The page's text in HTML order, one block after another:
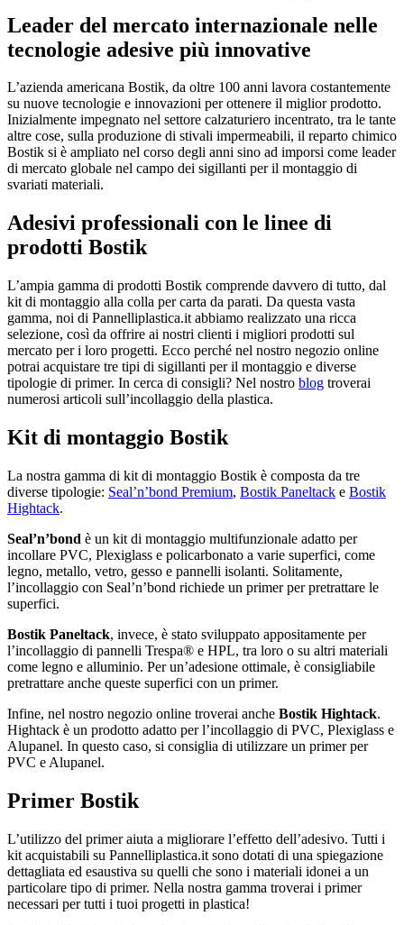
Leader del mercato internazionale nelle
tecnologie adesive più innovative
L’azienda americana Bostik, da oltre 100 anni lavora costantemente
su nuove tecnologie e innovazioni per ottenere il miglior prodotto.
Inizialmente impegnato nel settore calzaturiero incentrato, tra le tante
altre cose, sulla produzione di stivali impermeabili, il reparto chimico
Bostik si è ampliato nel corso degli anni sino ad imporsi come leader
di mercato globale nel campo dei sigillanti per il montaggio di
svariati materiali.
Adesivi professionali con le linee di
prodotti Bostik
L’ampia gamma di prodotti Bostik comprende davvero di tutto, dal
kit di montaggio alla colla per carta da parati. Da questa vasta
gamma, noi di Pannelliplastica.it abbiamo realizzato una ricca
selezione, così da offrire ai nostri clienti i migliori prodotti sul
mercato per i loro progetti. Ecco perché nel nostro negozio online
potrai acquistare tre tipi di sigillanti per il montaggio e diverse
tipologie di primer. In cerca di consigli? Nel nostro blog troverai
numerosi articoli sull’incollaggio della plastica.
Kit di montaggio Bostik
La nostra gamma di kit di montaggio Bostik è composta da tre
diverse tipologie: Seal’n’bond Premium, Bostik Paneltack e Bostik
Hightack.
Seal’n’bond è un kit di montaggio multifunzionale adatto per
incollare PVC, Plexiglass e policarbonato a varie superfici, come
legno, metallo, vetro, gesso e pannelli isolanti. Solitamente,
l’incollaggio con Seal’n’bond richiede un primer per pretrattare le
superfici.
Bostik Paneltack, invece, è stato sviluppato appositamente per
l’incollaggio di pannelli Trespa® e HPL, tra loro o su altri materiali
come legno e alluminio. Per un’adesione ottimale, è consigliabile
pretrattare anche queste superfici con un primer.
Infine, nel nostro negozio online troverai anche Bostik Hightack.
Hightack è un prodotto adatto per l’incollaggio di PVC, Plexiglass e
Alupanel. In questo caso, si consiglia di utilizzare un primer per
PVC e Alupanel.
Primer Bostik
L’utilizzo del primer aiuta a migliorare l’effetto dell’adesivo. Tutti i
kit acquistabili su Pannelliplastica.it sono dotati di una spiegazione
dettagliata ed esaustiva su quelli che sono i materiali idonei a un
particolare tipo di primer. Nella nostra gamma troverai i primer
necessari per tutti i tuoi progetti in plastica!